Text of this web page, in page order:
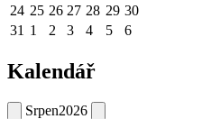
24 25 26 27 28 29 30
31 1 2 3 4 5 6
Kalendář
Srpen2026